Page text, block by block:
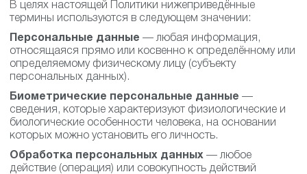
В целях настоящей Политики нижеприведённые
термины используются в следующем значении:
Персональные данные — любая информация,
относящаяся прямо или косвенно к определённому или
определяемому физическому лицу (субъекту
персональных данных).
Биометрические персональные данные —
сведения, которые характеризуют физиологические и
биологические особенности человека, на основании
которых можно установить его личность.
Обработка персональных данных — любое
действие (операция) или совокупность действий